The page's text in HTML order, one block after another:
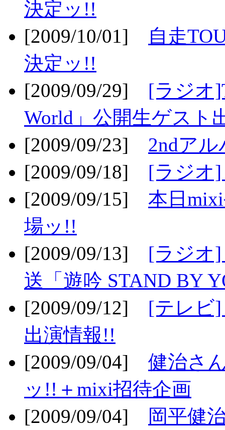
決定ッ!!
[2009/10/01]
自走
決定ッ!!
[2009/09/29] [ラジオ
World」公開生ゲスト
[2009/09/23] 2ndア
[2009/09/18] [ラジオ
[2009/09/15] 本日
場ッ!!
[2009/09/13] [ラジオ]
送「遊吟 STAND BY
[2009/09/12] [テレビ]
出演情報!!
[2009/09/04] 健治さ
ッ!!＋mixi招待企画
[2009/09/04]
岡平健